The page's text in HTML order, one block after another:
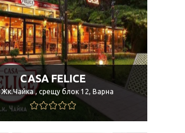
CASA FELICE
Жк.Чайка , срещу блок 12, Варна